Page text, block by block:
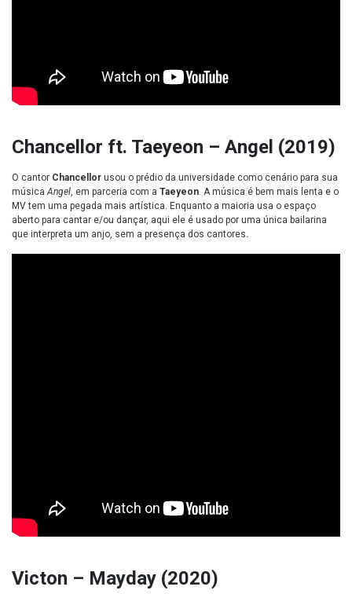
Chancellor ft. Taeyeon – Angel (2019)
O cantor Chancellor usou o prédio da universidade como cenário para sua
músicaAngel, em parceria com a Taeyeon. A música é bem mais lenta e o
MV tem uma pegada mais artística. Enquanto a maioria usa o espaço
aberto para cantar e/ou dançar, aqui ele é usado por uma única bailarina
que interpreta um anjo, sem a presença dos cantores.
Victon – Mayday (2020)